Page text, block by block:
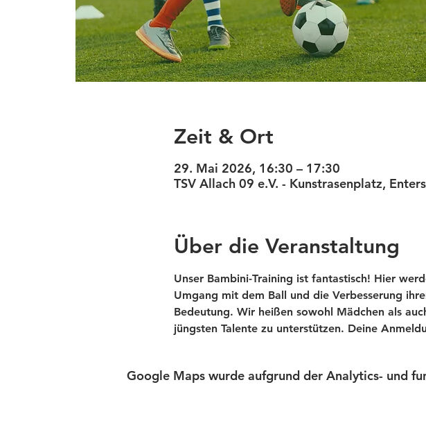
Zeit & Ort
29. Mai 2026, 16:30 – 17:30
TSV Allach 09 e.V. - Kunstrasenplatz,
Über die Veranstaltung
Unser Bambini-Training ist fantastisch! Hier
Umgang mit dem Ball und die Verbesserung
Bedeutung. Wir heißen sowohl Mädchen als
jüngsten Talente zu unterstützen. Deine
Google Maps wurde aufgrund der Analytics- und